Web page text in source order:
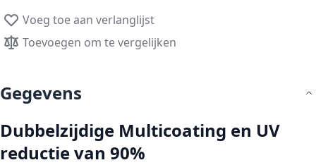
Voeg toe aan verlanglijst
Toevoegen om te vergelijken
Gegevens
Dubbelzijdige Multicoating en UV
reductie van 90%